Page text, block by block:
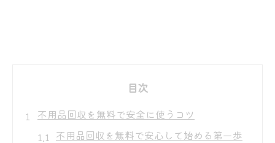
目次
不用品回収を無料で安全に使うコツ
不用品回収を無料で安心して始める第一歩